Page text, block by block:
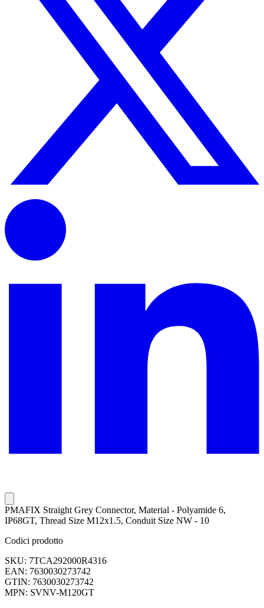
PMAFIX Straight Grey Connector, Material - Polyamide 6,
IP68GT, Thread Size M12x1.5, Conduit Size NW - 10
Codici prodotto
SKU: 7TCA292000R4316
EAN: 7630030273742
GTIN: 7630030273742
MPN: SVNV-M120GT